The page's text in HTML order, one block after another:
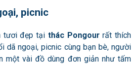
picnic
tươi đẹp tại thác Pongourrất thích
dã ngoại, picnic cùng bạn bè, người
một vài đồ dùng đơn giản như tấm